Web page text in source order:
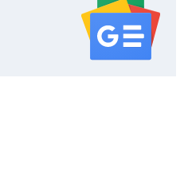
serwisu